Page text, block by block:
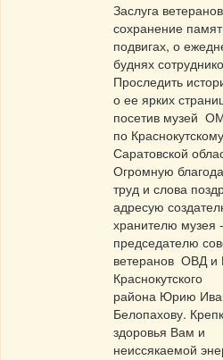
Заслуга
сохранение
подвигах, о
буднях
Проследить
о ее ярких
посетив музей
по
Саратовской
Огромную
труд и слова
адресую
хранителю музея -
председателю
ветеранов ОВД и
Краснокутского
района Юрию
Белопахову.
здоровья Вам и
неиссякаемой